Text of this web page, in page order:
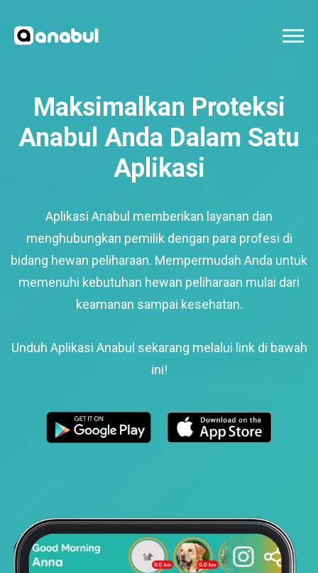
Maksimalkan Proteksi
Anabul Anda Dalam Satu
Aplikasi
Aplikasi Anabul memberikan layanan dan
menghubungkan pemilik dengan para profesi di
bidang hewan peliharaan. Mempermudah Anda untuk
memenuhi kebutuhan hewan peliharaan mulai dari
keamanan sampai kesehatan.
Unduh Aplikasi Anabul sekarang melalui link di bawah
ini!